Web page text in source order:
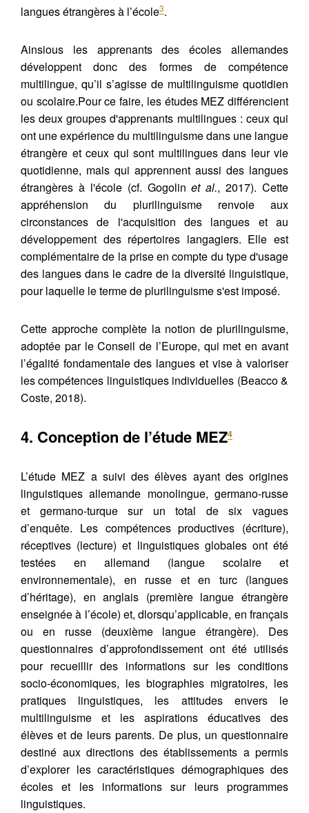
langues étrangères à l’école3.
Ainsious les apprenants des écoles allemandes
développent donc des formes de compétence
multilingue, qu’il s’agisse de multilinguisme quotidien
ou scolaire.Pour ce faire, les études MEZ différencient
les deux groupes d'apprenants multilingues : ceux qui
ont une expérience du multilinguisme dans une langue
étrangère et ceux qui sont multilingues dans leur vie
quotidienne, mais qui apprennent aussi des langues
étrangères à l'école (cf. Gogolinet al., 2017). Cette
appréhension du plurilinguisme renvoie aux
circonstances de l'acquisition des langues et au
développement des répertoires langagiers. Elle est
complémentaire de la prise en compte du type d'usage
des langues dans le cadre de la diversité linguistique,
pour laquelle le terme de plurilinguisme s'est imposé.
Cette approche complète la notion de plurilinguisme,
adoptée par le Conseil de l’Europe, qui met en avant
l’égalité fondamentale des langues et vise à valoriser
les compétences linguistiques individuelles (Beacco &
Coste, 2018).
4. Conception de l’étude MEZ4
L’étude MEZ a suivi des élèves ayant des origines
linguistiques allemande monolingue, germano-russe
et germano-turque sur un total de six vagues
d’enquête. Les compétences productives (écriture),
réceptives (lecture) et linguistiques globales ont été
testées en allemand (langue scolaire et
environnementale), en russe et en turc (langues
d’héritage), en anglais (première langue étrangère
enseignée à l’école) et, dlorsqu’applicable, en français
ou en russe (deuxième langue étrangère). Des
questionnaires d’approfondissement ont été utilisés
pour recueillir des informations sur les conditions
socio-économiques, les biographies migratoires, les
pratiques linguistiques, les attitudes envers le
multilinguisme et les aspirations éducatives des
élèves et de leurs parents. De plus, un questionnaire
destiné aux directions des établissements a permis
d’explorer les caractéristiques démographiques des
écoles et les informations sur leurs programmes
linguistiques.
KLINGER, T., PERSHINA, K., SCHNOOR, B.,
TICHELOVEN, A., USANOVA, I. (2025)
Développement de la multittéracie au long
cours – Une étude longitudinale en
Allemagne.LHUMAINE, (5).
https://doi.org/10.34745/numerev_2509
Copier dans votre presse-papier
Contacter Fermer
Récupération de l'adresse e-mail